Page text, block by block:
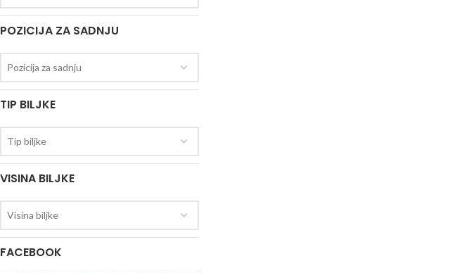
POZICIJA ZA SADNJU
Pozicija za sadnju
TIP BILJKE
Tip biljke
VISINA BILJKE
Visina biljke
FACEBOOK